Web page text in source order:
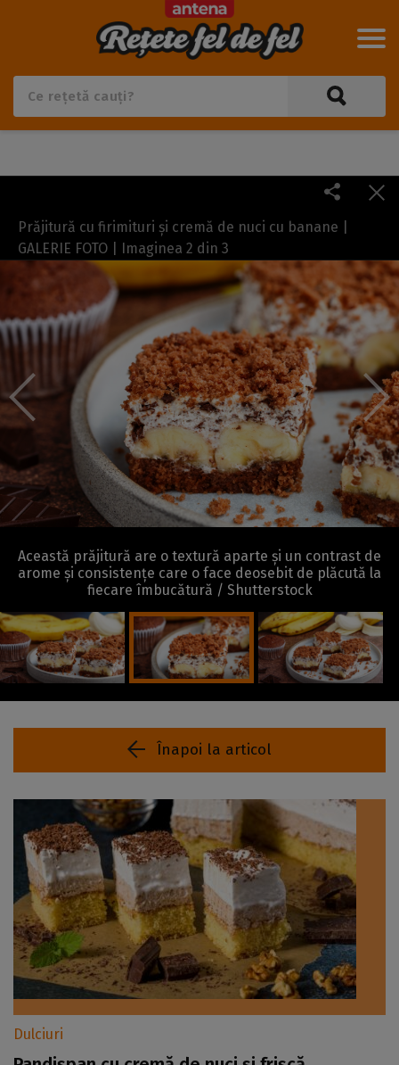
Prăjitură cu firimituri și cremă de nuci cu banane |
GALERIE FOTO | Imaginea 2 din 3
Această prăjitură are o textură aparte și un contrast de
arome și consistențe care o face deosebit de plăcută la
fiecare îmbucătură / Shutterstock
Înapoi la articol
Dulciuri